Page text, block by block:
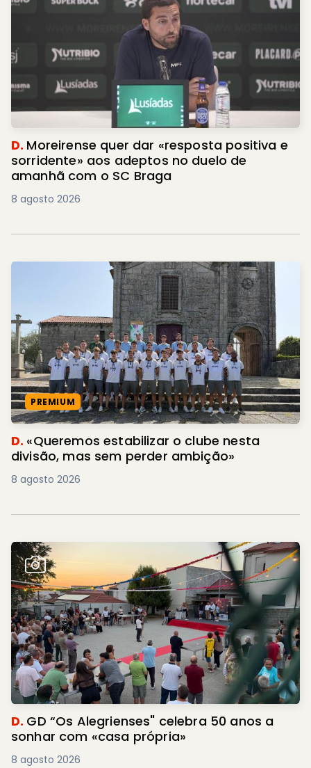
D. Moreirense quer dar «resposta positiva e
sorridente» aos adeptos no duelo de
amanhã com o SC Braga
8 agosto 2026
PREMIUM
D. «Queremos estabilizar o clube nesta
divisão, mas sem perder ambição»
8 agosto 2026
D. GD “Os Alegrienses" celebra 50 anos a
sonhar com «casa própria»
8 agosto 2026